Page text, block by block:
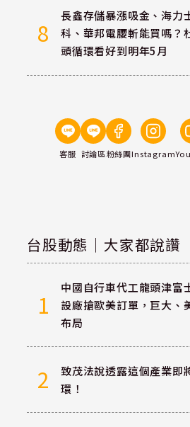
8
長鑫存儲暴漲吸金、海力
科、華邦電腰斬能買嗎？
頭循環看好到明年5月
客服 討論區粉絲團Instagram
台股動態｜大家都說讚
1
中國自行車代工龍頭津
設廠搶歐美訂單，巨大、
布局
2
致茂法說透露這個產業即
環！